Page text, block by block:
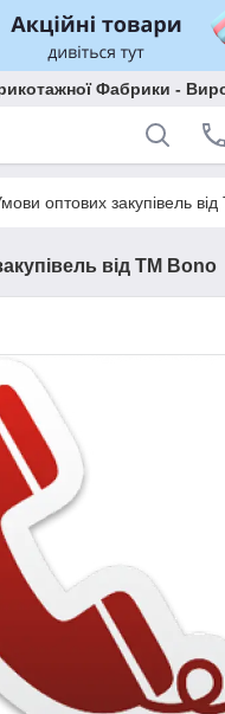
Фабрики -
оптових закупівель
від ТМ Bono